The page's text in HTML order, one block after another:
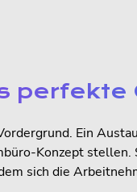
perfekte
Ein
Konzept
sich die